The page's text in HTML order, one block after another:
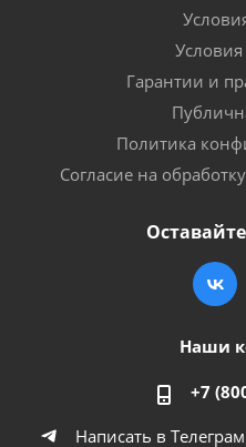
Условия
Гарантии и
Политика
Согласие на
Наши
+7
Написать в Телеграм